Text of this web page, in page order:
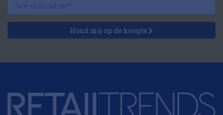
Houd mij op de hoogte